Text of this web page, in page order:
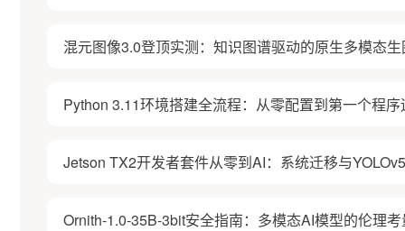
混元图像3.0登顶实测：知识图谱驱动的原生多模态
Python 3.11环境搭建全流程：从零配置到第一个程序
Jetson TX2开发者套件从零到AI：系统迁移与
Ornith-1.0-35B-3bit安全指南：多模态AI模型的伦理